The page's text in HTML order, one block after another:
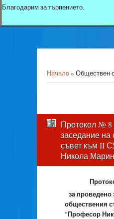
Благодарим за търпението.
Начало» Обществен
Протокол № 8
заседание
съвет към II
Никола
за проведено
обществения
"Професор